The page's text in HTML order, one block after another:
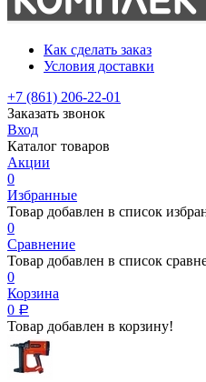
Как сделать заказ
Условия доставки
+7 (861) 206-22-01
Заказать звонок
Вход
Каталог товаров
Акции
0
Избранные
Товар добавлен в список
0
Сравнение
Товар добавлен в список
0
Корзина
0 Р
Товар добавлен в корзину!